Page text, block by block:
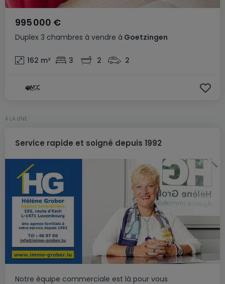
Duplex 3 chambres à vendre à Goetzingen
995 000 €
162 m² 3 2 2
À LA UNE
Service rapide et soigné depuis 1992
Notre équipe commerciale est là pour vous